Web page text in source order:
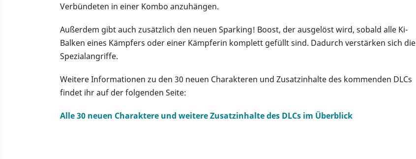
Verbündeten in einer Kombo anzuhängen.
Außerdem gibt auch zusätzlich den neuen Sparking! Boost, der ausgelöst wird, sobald alle Ki-
Balken eines Kämpfers oder einer Kämpferin komplett gefüllt sind. Dadurch verstärken sich die
Spezialangriffe.
Weitere Informationen zu den 30 neuen Charakteren und Zusatzinhalte des kommenden DLCs
findet ihr auf der folgenden Seite:
Alle 30 neuen Charaktere und weitere Zusatzinhalte des DLCs im Überblick